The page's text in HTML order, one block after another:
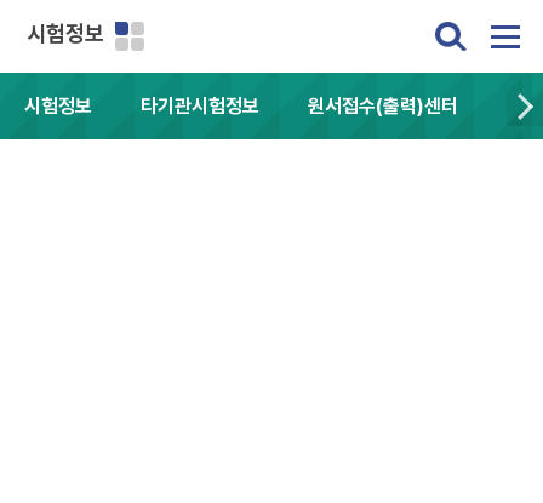
시험정보
시험정보 타기관시험정보 원서접수(출력)센터 자